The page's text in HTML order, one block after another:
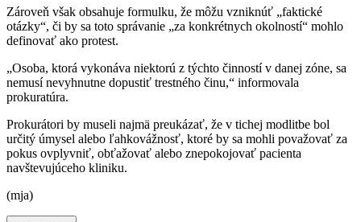
Zároveň však obsahuje formulku, že môžu vzniknúť „faktické
otázky“, či by sa toto správanie „za konkrétnych okolností“ mohlo
definovať ako protest.
„Osoba, ktorá vykonáva niektorú z týchto činností v danej zóne, sa
nemusí nevyhnutne dopustiť trestného činu,“ informovala
prokuratúra.
Prokurátori by museli najmä preukázať, že v tichej modlitbe bol
určitý úmysel alebo ľahkovážnosť, ktoré by sa mohli považovať za
pokus ovplyvniť, obťažovať alebo znepokojovať pacienta
navštevujúceho kliniku.
(mja)